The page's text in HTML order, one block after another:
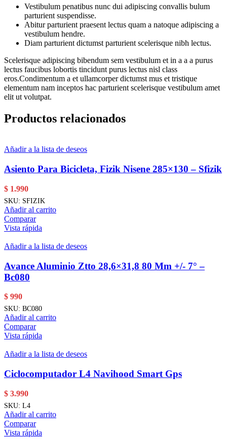
Vestibulum penatibus nunc dui adipiscing convallis bulum
parturient suspendisse.
Abitur parturient praesent lectus quam a natoque adipiscing a
vestibulum hendre.
Diam parturient dictumst parturient scelerisque nibh lectus.
Scelerisque adipiscing bibendum sem vestibulum et in a a a purus
lectus faucibus lobortis tincidunt purus lectus nisl class
eros.Condimentum a et ullamcorper dictumst mus et tristique
elementum nam inceptos hac parturient scelerisque vestibulum amet
elit ut volutpat.
Productos relacionados
Añadir a la lista de deseos
Asiento Para Bicicleta, Fizik Nisene 285×130 – Sfizik
$ 1.990
SKU: SFIZIK
Añadir al carrito
Comparar
Vista rápida
Añadir a la lista de deseos
Avance Aluminio Ztto 28,6×31,8 80 Mm +/- 7° –
Bc080
$ 990
SKU: BC080
Añadir al carrito
Comparar
Vista rápida
Añadir a la lista de deseos
Ciclocomputador L4 Navihood Smart Gps
$ 3.990
SKU: L4
Añadir al carrito
Comparar
Vista rápida